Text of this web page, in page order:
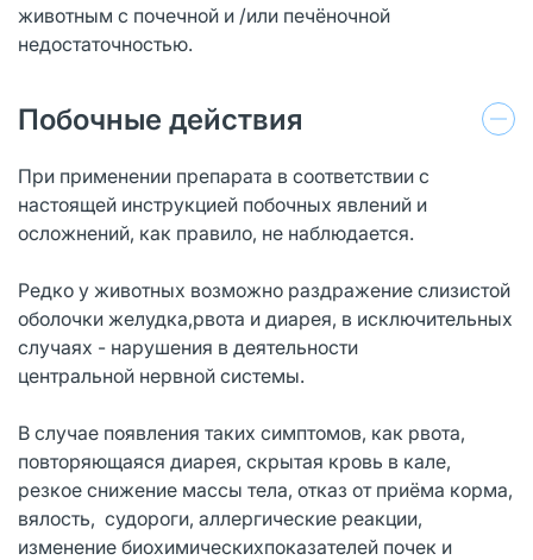
животным с почечной и /или печёночной
недостаточностью.
Побочные действия
При применении препарата в соответствии с
настоящей инструкцией побочных явлений и
осложнений, как правило, не наблюдается.
Редко у животных возможно раздражение слизистой
оболочки желудка,рвота и диарея, в исключительных
случаях - нарушения в деятельности
центральной нервной системы.
В случае появления таких симптомов, как рвота,
повторяющаяся диарея, скрытая кровь в кале,
резкое снижение массы тела, отказ от приёма корма,
вялость, судороги, аллергические реакции,
изменение биохимическихпоказателей почек и